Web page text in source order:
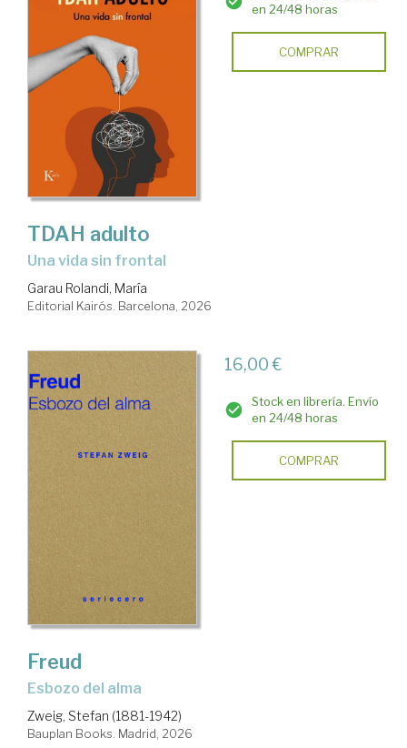
en 24/48 horas
COMPRAR
TDAH adulto
Una vida sin frontal
Garau Rolandi, María
Editorial Kairós. Barcelona, 2026
16,00 €
Stock en librería. Envío
en 24/48 horas
COMPRAR
Freud
Esbozo del alma
Zweig, Stefan (1881-1942)
Bauplan Books. Madrid, 2026